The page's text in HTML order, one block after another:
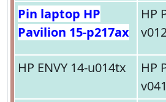
Pin laptop HP
Pavilion 15-p217ax
HP
HP ENVY 14-u014tx
HP